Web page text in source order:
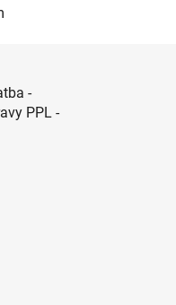
-
PPL -